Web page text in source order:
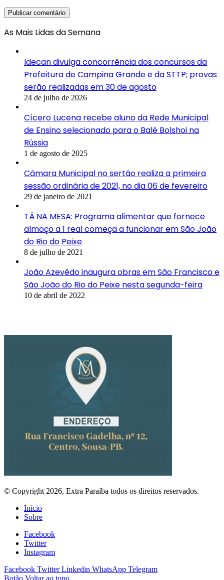
As Mais Lidas da Semana
Idecan divulga concorrência dos concursos da
Prefeitura de Campina Grande e da STTP; provas
serão realizadas em 30 de agosto
24 de julho de 2026
Cícero Lucena recebe aluno da Rede Municipal
de Ensino selecionado para o Balé Bolshoi na
Rússia
1 de agosto de 2025
Câmara Municipal no sertão realiza a primeira
sessão ordinária de 2021, no dia 06 de fevereiro
29 de janeiro de 2021
TÁ NA MESA: Programa alimentar que fornece
almoço a 1 real começa a funcionar em São João
do Rio do Peixe
8 de julho de 2021
João Azevêdo inaugura obras em São Francisco e
São João do Rio do Peixe nesta segunda-feira
10 de abril de 2022
© Copyright 2026, Extra Paraíba todos os direitos reservados.
Início
Sobre
Facebook
Twitter
Instagram
Facebook Twitter Linkedin WhatsApp Telegram